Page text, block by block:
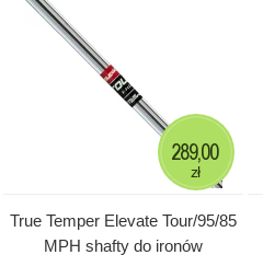
True Temper Elevate Tour/95/85
MPH shafty do ironów
289,00
zł